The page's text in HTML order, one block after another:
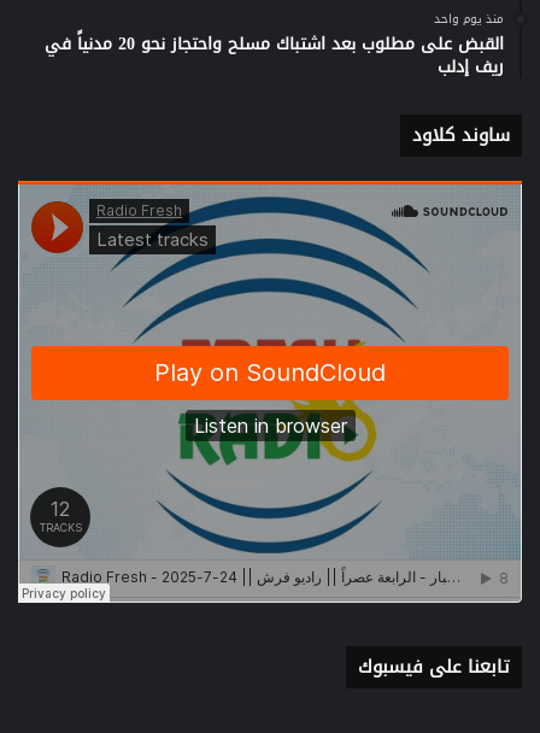
منذ يوم واحد
القبض على مطلوب بعد اشتباك مسلح واحتجاز نحو 20 مدنياً في
ريف إدلب
ساوند كلاود
تابعنا على فيسبوك